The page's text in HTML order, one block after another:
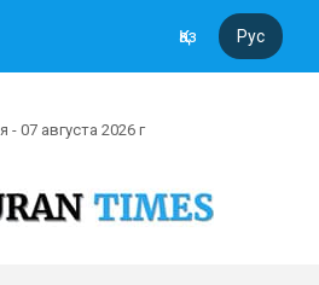
Қаз Рус
- 07 августа 2026 г